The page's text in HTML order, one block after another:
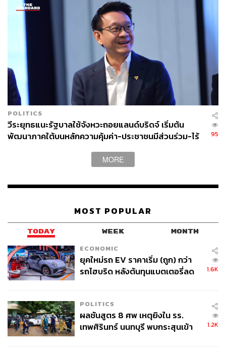
TAGS: น้ำท่วม ผู้ประสบภัย สงขลา โรคระบาด
อุทกภัย
หนี้
สาธารณสุข
POLITICS
วีระยุทธแนะรัฐบาลใช้จังหวะถอยแลนด์บริดจ์ เริ่มต้น
พัฒนาภาคใต้บนหลักความคุ้มค่า-ประชาชนมีส่วนร่วม-ไร้
95
MORE
MOST POPULAR
TODAY WEEK MONTH
ECONOMIC
ยุคใหม่รถ EV ราคาเริ่ม (ถูก) กว่า
รถไฮบริด หลังต้นทุนแบตเตอรี่ลด
1.6K
POLITICS
ผลชันสูตร 8 ศพ เหตุยิงใน รร.
เทพศิรินทร์ นนทบุรี พบกระสุนเข้า
1.2K